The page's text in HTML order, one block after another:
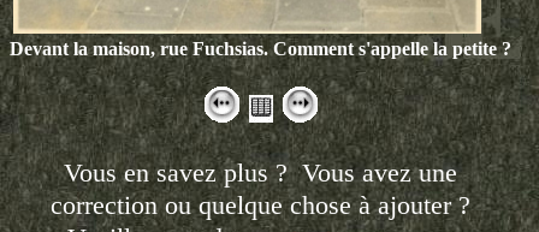
Devant la maison, rue Fuchsias. Comment s'appelle la petite ?
Vous en savez plus ? Vous avez une
correction ou quelque chose à ajouter ?